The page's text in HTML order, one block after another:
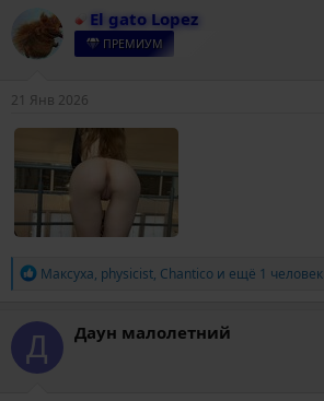
к
ц
и
El gato Lopez
ПРЕМИУМ
21 Янв 2026
Р
к
ц
и
и
Максуха, physicist, Chantico и ещё 1 человек
Д Даун малолетний